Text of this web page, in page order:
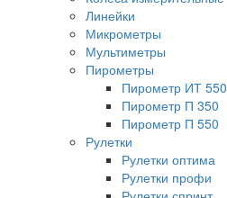
Линейки
Микрометры
Мультиметры
Пирометры
Пирометр ИТ 550
Пирометр П 350
Пирометр П 550
Рулетки
Рулетки оптима
Рулетки профи